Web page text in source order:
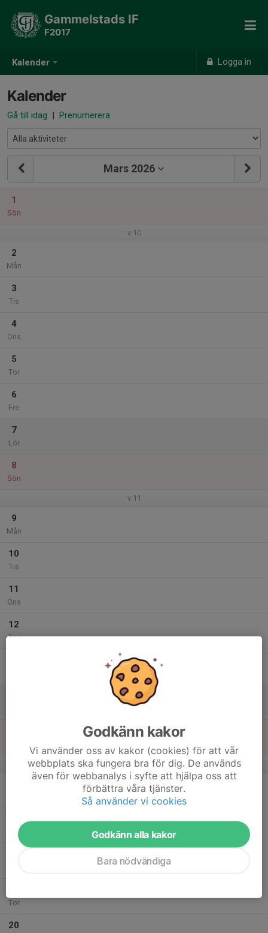
Kalender Logga in
Gammelstads IF
F2017
Kalender
Gå till idag | Prenumerera
Mars 2026
1
Sön
v.10
2
Mån
3
Tis
4
Ons
5
Tor
6
Fre
7
Lör
8
Sön
v.11
9
Mån
10
Tis
11
Ons
12
Tor
v.12
Tis
Tor
20
Godkänn kakor
Vi använder oss av kakor (cookies) för att vår
webbplats ska fungera bra för dig. De används
även för webbanalys i syfte att hjälpa oss att
förbättra våra tjänster.
Så använder vi cookies
Godkänn alla kakor
Bara nödvändiga